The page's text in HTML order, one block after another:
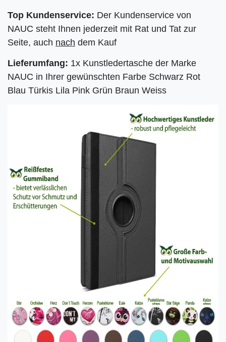
Top Kundenservice: Der Kundenservice von
NAUC steht Ihnen jederzeit mit Rat und Tat zur
Seite, auch nach dem Kauf
Lieferumfang: 1x Kunstledertasche der Marke
NAUC in Ihrer gewünschten Farbe Schwarz Rot
Blau Türkis Lila Pink Grün Braun Weiss